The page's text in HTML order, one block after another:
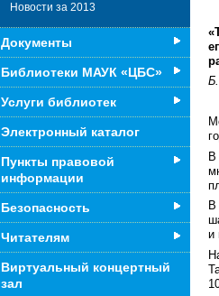
В
В
и
Новости за 2013
Документы
Библиотеки МАУК «ЦБС»
Услуги библиотек
Электронный каталог
Пункты правовой
информации
Безопасность
Читателям
Виртуальный концертный
зал